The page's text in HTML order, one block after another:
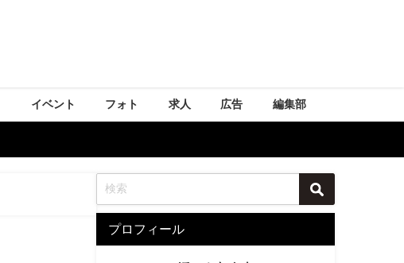
イベント フォト 求人 広告 編集部
プロフィール